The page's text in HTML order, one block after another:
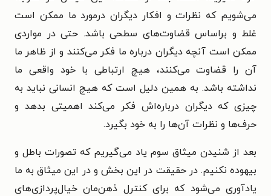
می‌شویم که نظرات و افکار دیگران درمورد ما ممکن است
غلط و براساس قضاوت‌های سطحی باشد. حتی در مواردی
ممکن است آنچه دیگران درباره ما فکر می‌کنند و از ظاهر ما
آن را قضاوت می‌کنند، هیچ ارتباطی با خود واقعی ما
نداشته باشد. به همین دلیل است که هیچ انسانی نباید به
چیزی که دیگران درباره‌اش فکر می‌کند اهمیتی بدهد و
حرف‌ها و نظرات آن‌ها را به خود بگیرد.
بعد از شنیدن میثاق سوم یاد می‌گیریم که تصورات باطل و
بیهوده نکنیم. در حقیقت در این بخش و در این میثاق به ما
یاد‌آوری می‌شود که برای کنترل ذهن‌مان خیال‌پردازی‌های